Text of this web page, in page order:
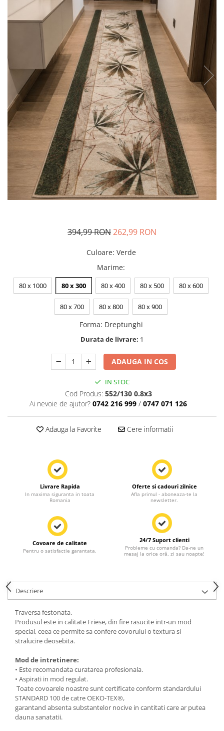
394,99 RON262,99 RON
Culoare: Verde
Marime:
80 x 1000 80 x 300 80 x 400 80 x 500 80 x 600
80 x 700 80 x 800 80 x 900
Forma: Dreptunghi
Durata de livrare: 1
ADAUGA IN COS
IN STOC
Cod Produs: 552/130 0.8x3
Ai nevoie de ajutor? 0742 216 999 / 0747 071 126
Adauga la Favorite Cere informatii
Livrare Rapida
In maxima siguranta in toata
Romania
Oferte si cadouri zilnice
Afla primul - aboneaza-te la
newsletter.
Covoare de calitate
Pentru o satisfactie garantata.
24/7 Suport clienti
Probleme cu comanda? Da-ne un
mesaj la orice oră, zi sau noapte!
Descriere
Traversa festonata.
Produsul este in calitate Friese, din fire rasucite intr-un mod
special, ceea ce permite sa confere covorului o textura si
stralucire deosebita.
Mod de intretinere:
• Este recomandata curatarea profesionala.
• Aspirati in mod regulat.
Toate covoarele noastre sunt certificate conform standardului
STANDARD 100 de catre OEKO-TEX®,
garantand absenta substantelor nocive in cantitati care ar putea
dauna sanatatii.